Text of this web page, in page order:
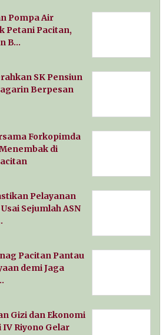
Pompa Air
Petani Pacitan,
B…
SK Pensiun
Berpesan
Forkopimda
di
Pelayanan
Sejumlah ASN
Pacitan Pantau
demi Jaga
Gizi dan Ekonomi
Riyono Gelar